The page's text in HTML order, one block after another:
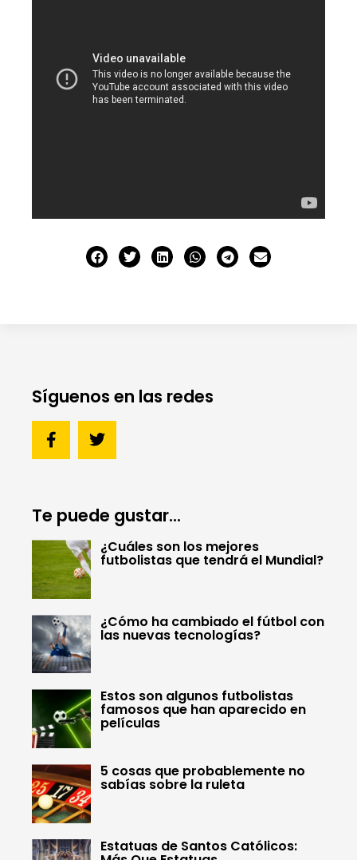
Síguenos en las redes
Te puede gustar...
¿Cuáles son los mejores
futbolistas que tendrá el Mundial?
¿Cómo ha cambiado el fútbol con
las nuevas tecnologías?
Estos son algunos futbolistas
famosos que han aparecido en
películas
5 cosas que probablemente no
sabías sobre la ruleta
Estatuas de Santos Católicos: